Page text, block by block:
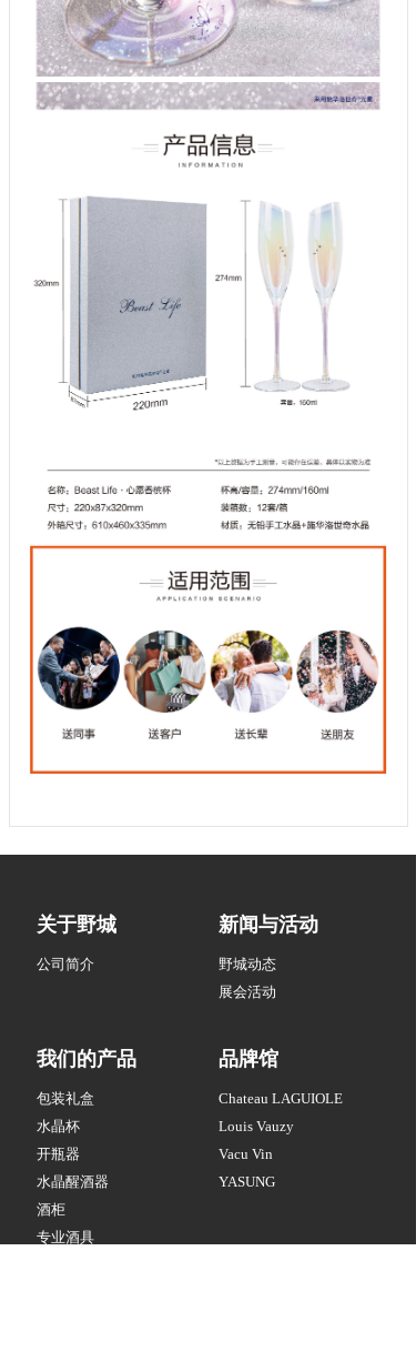
公司简介
关于野城 新闻与活动
野城动态
展会活动
我们的产品
包装礼盒
水晶杯
开瓶器
水晶醒酒器
专业酒具
酒柜
品牌馆
Louis Vauzy
Vacu Vin
YASUNG
Chateau LAGUIOLE